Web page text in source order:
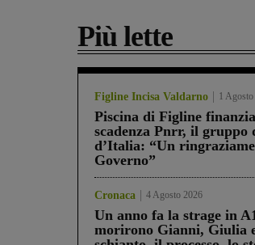
Più lette
Figline Incisa Valdarno 1
Piscina di Figline
scadenza Pnrr, il
d’Italia: “Un
Governo”
Cronaca 4 Agosto 2026
Un anno fa la strage in
morirono Gianni, Giulia